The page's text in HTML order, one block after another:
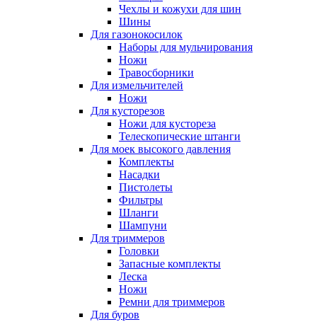
Чехлы и кожухи для шин
Шины
Для газонокосилок
Наборы для мульчирования
Ножи
Травосборники
Для измельчителей
Ножи
Для кусторезов
Ножи для кустореза
Телескопические штанги
Для моек высокого давления
Комплекты
Насадки
Пистолеты
Фильтры
Шланги
Шампуни
Для триммеров
Головки
Запасные комплекты
Леска
Ножи
Ремни для триммеров
Для буров